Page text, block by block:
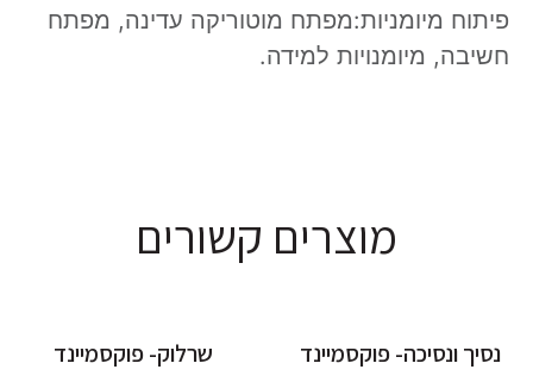
פיתוח מיומניות:מפתח מוטוריקה עדינה, מפתח
חשיבה, מיומנויות למידה.
מוצרים קשורים
נסיך ונסיכה- פוקסמיינד שרלוק- פוקסמיינד